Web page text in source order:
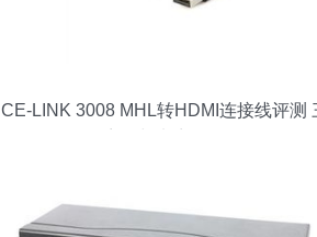
CE-LINK 3008 MHL转HDMI连接线评测